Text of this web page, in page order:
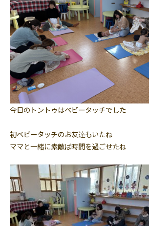
今日のトントゥはベビータッチでした
初ベビータッチのお友達もいたね
ママと一緒に素敵ば時間を過ごせたね